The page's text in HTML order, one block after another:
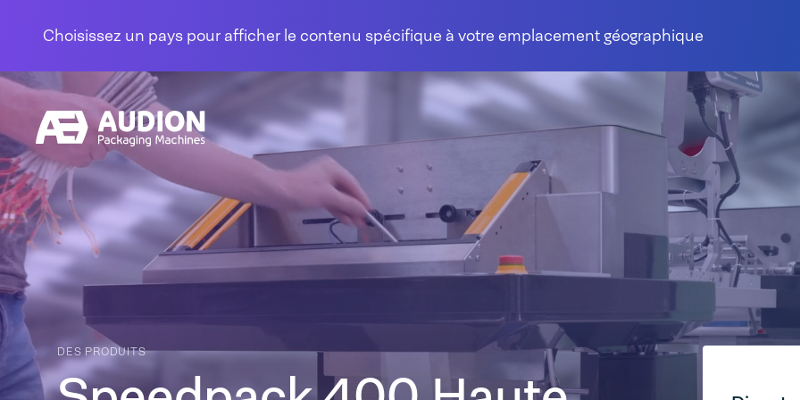
Choisissez un pays pour afficher le contenu spécifique à votre emplacement géographique
DES PRODUITS